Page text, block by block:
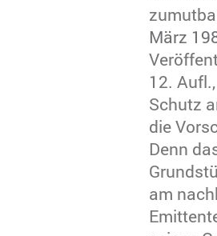
März
12.
Schutz
die
Denn
am